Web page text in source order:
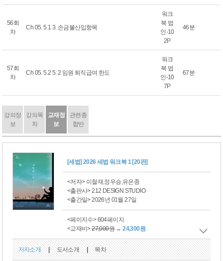
56회
차
Ch 05. 5.1 3. 손금불산입항목
워크
북 법
인-10
2P
46분
57회
차
Ch 05. 5.2 5. 2 임원 퇴직급여 한도
워크
북 법
인-10
7P
67분
강의정
보
강의목
차
교재정
보
관련종
합반
[세법] 2026 세법 워크북 1 [20판]
<저자> 이철재,정우승,유은종
<출판사> 212 DESIGN STUDIO
<출간일> 2026년 01월 27일
<페이지수> 604페이지
<교재비>27,000원 →24,300원
저자소개 | 도서소개 | 목차